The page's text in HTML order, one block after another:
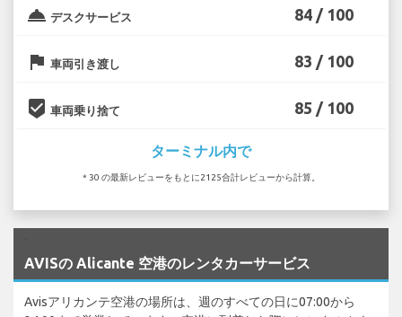
room_service デスクサービス 84 / 100
flag 車両引き渡し 83 / 100
beenhere 車両乗り捨て 85 / 100
ターミナル内で
* 30 の最新レビューをもとに2125合計レビューから計算。
AVISの Alicante 空港のレンタカーサービス
Avisアリカンテ空港の場所は、週のすべての日に07:00から